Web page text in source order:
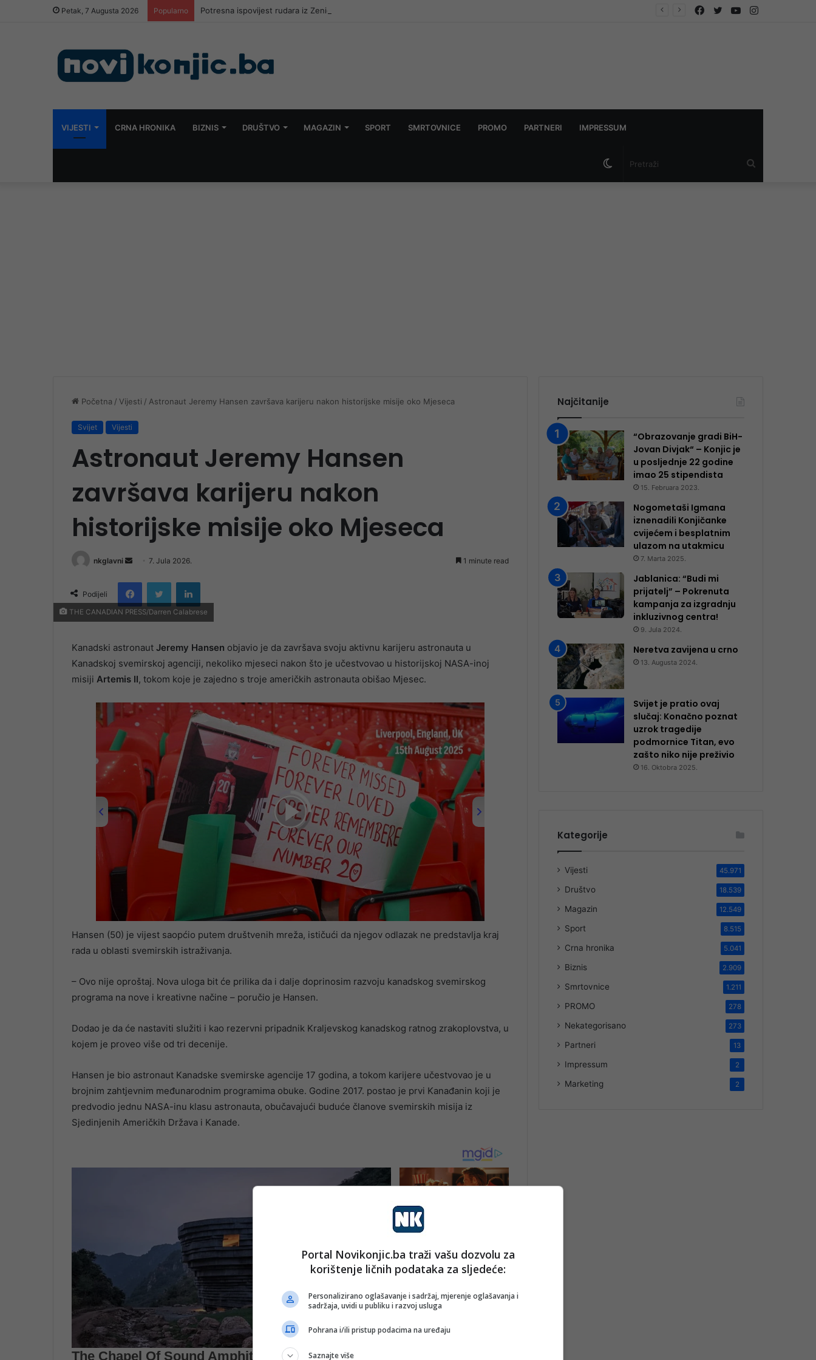
Petak, 7 Augusta 2026 Popularno Potresna ispovijest rudara iz Zenice: “Djeca traže, a nemam im šta odnijeti, spavamo na daskama” Instagram
YouTube
Twitter
Facebook
VIJESTI CRNA HRONIKA BIZNIS DRUŠTVO MAGAZIN SPORT SMRTOVNICE PROMO PARTNERI IMPRESSUM
Switch
Početna / Vijesti / Astronaut Jeremy Hansen završava karijeru nakon historijske misije oko Mjeseca
Svijet Vijesti
Astronaut Jeremy Hansen
završava karijeru nakon
historijske misije oko Mjeseca
nkglavni
Send
email
7. Jula 2026. 1 minute read
Podijeli
FacebookTwitter LinkedIn
THE CANADIAN PRESS/Darren Calabrese
Kanadski astronaut Jeremy Hansen objavio je da završava svoju aktivnu karijeru astronauta u
Kanadskoj svemirskoj agenciji, nekoliko mjeseci nakon što je učestvovao u historijskoj NASA-inoj
misiji Artemis II, tokom koje je zajedno s troje američkih astronauta obišao Mjesec.
Hansen (50) je vijest saopćio putem društvenih mreža, ističući da njegov odlazak ne predstavlja kraj
rada u oblasti svemirskih istraživanja.
– Ovo nije oproštaj. Nova uloga bit će prilika da i dalje doprinosim razvoju kanadskog svemirskog
programa na nove i kreativne načine – poručio je Hansen.
Dodao je da će nastaviti služiti i kao rezervni pripadnik Kraljevskog kanadskog ratnog zrakoplovstva, u
kojem je proveo više od tri decenije.
Hansen je bio astronaut Kanadske svemirske agencije 17 godina, a tokom karijere učestvovao je u
brojnim zahtjevnim međunarodnim programima obuke. Godine 2017. postao je prvi Kanađanin koji je
predvodio jednu NASA-inu klasu astronauta, obučavajući buduće članove svemirskih misija iz
Sjedinjenih Američkih Država i Kanade.
Najčitanije
“Obrazovanje gradi BiH-
Jovan Divjak“ – Konjic je
u posljednje 22 godine
imao 25 ​​stipendista
15. Februara 2023.
Nogometaši Igmana
iznenadili Konjičanke
cvijećem i besplatnim
ulazom na utakmicu
7. Marta 2025.
Jablanica: “Budi mi
prijatelj” – Pokrenuta
kampanja za izgradnju
inkluzivnog centra!
9. Jula 2024.
Neretva zavijena u crno
13. Augusta 2024.
Svijet je pratio ovaj
slučaj: Konačno poznat
uzrok tragedije
podmornice Titan, evo
zašto niko nije preživio
16. Oktobra 2025.
Kategorije
Vijesti 45.971
Društvo 18.539
Magazin 12.549
Sport 8.515
Crna hronika 5.041
Biznis 2.909
Smrtovnice 1.211
PROMO 278
Nekategorisano 273
Partneri 13
Impressum 2
Marketing 2
Portal Novikonjic.ba traži vašu dozvolu za
korištenje ličnih podataka za sljedeće:
Personalizirano oglašavanje i sadržaj, mjerenje oglašavanja i
sadržaja, uvidi u publiku i razvoj usluga
Pohrana i/ili pristup podacima na uređaju
Saznajte više